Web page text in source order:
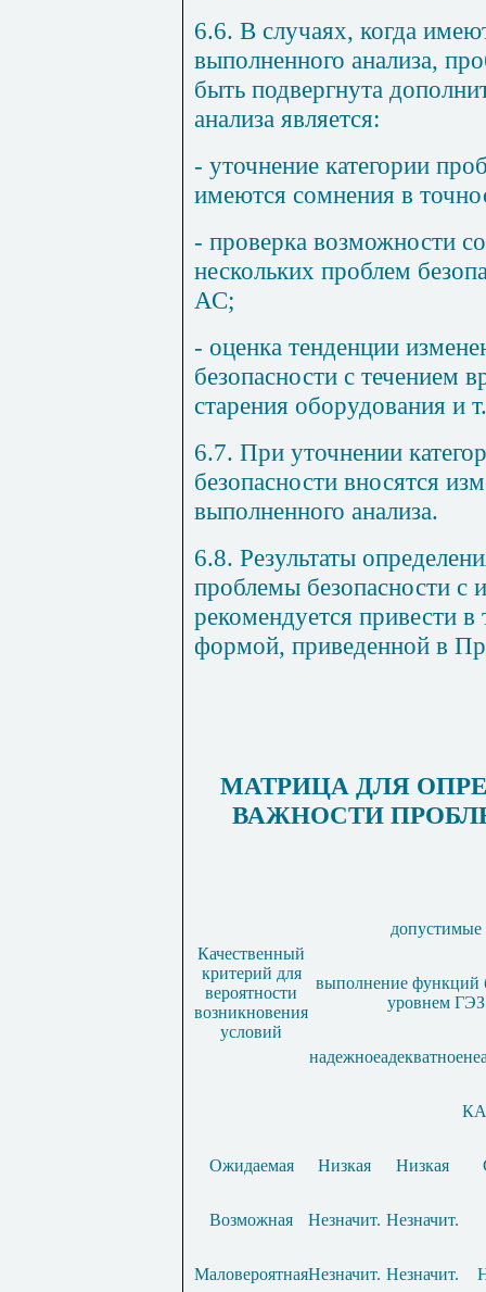
6.6. В случаях, когда
выполненного анализа,
быть подвергнута
анализа является:
- уточнение категории
имеются сомнения в
- проверка возможности
нескольких проблем
АС;
- оценка тенденции
безопасности с течением
старения оборудования и
6.7. При уточнении
безопасности вносятся
выполненного анализа.
6.8. Результаты
проблемы безопасности с
рекомендуется привести в
формой, приведенной в
МАТРИЦА ДЛЯ
ВАЖНОСТИ
Качественный
критерий для
вероятности
возникновения
условий
допустимые
выполнение функций
уровнем ГЭЗ
надежноеадекватное
Ожидаемая Низкая Низкая
Возможная Незначит. Незначит.
МаловероятнаяНезначит. Незначит.